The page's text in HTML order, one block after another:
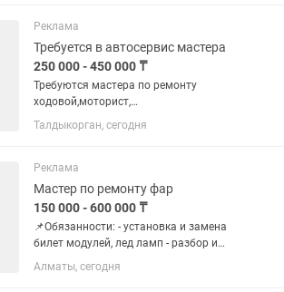
Обязанности: •Работа на
автоматическом мембранно-
вакуумном...
Реклама
Требуется в автосервис мастера
250 000 - 450 000 ₸
Требуются мастера по ремонту
ходовой,моторист,
автоэлектрик,мастер по чистке
форсунок. Теплый бокс. Все
условия для работы
Талдыкорган, сегодня
Реклама
Мастер по ремонту фар
150 000 - 600 000 ₸
📌Обязанности: - установка и замена
билет модулей, лед ламп - разбор и
сборка фар, замена герметика, чистка
фар - полировка и шлифовка стекол,
Алматы, сегодня